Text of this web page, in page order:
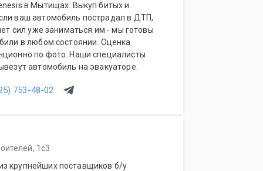
в Мытищах. Выкуп битых и
ваш автомобиль пострадал в ДТП,
сил уже заниматься им - мы готовы
в любом состоянии. Оценка
по фото. Наши специалисты
автомобиль на эвакуаторе.
753-48-02
1с3
крупнейших поставщиков б/у